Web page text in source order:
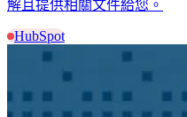
解且提供相關文件給您。
HubSpot